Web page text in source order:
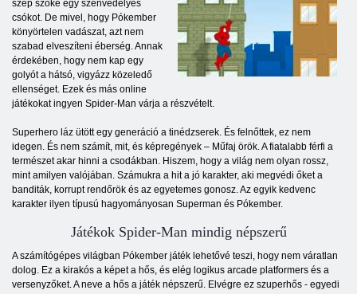
szép szőke egy szenvedélyes
csókot. De mivel, hogy Pókember
könyörtelen vadászat, azt nem
szabad elveszíteni éberség. Annak
érdekében, hogy nem kap egy
golyót a hátsó, vigyázz közeledő
ellenséget. Ezek és más online
játékokat ingyen Spider-Man várja a részvételt.
Superhero láz ütött egy generáció a tinédzserek. És felnőttek, ez nem
idegen. És nem számít, mit, és képregények – Műfaj örök. A fiatalabb férfi a
természet akar hinni a csodákban. Hiszem, hogy a világ nem olyan rossz,
mint amilyen valójában. Számukra a hit a jó karakter, aki megvédi őket a
banditák, korrupt rendőrök és az egyetemes gonosz. Az egyik kedvenc
karakter ilyen típusú hagyományosan Superman és Pókember.
Játékok Spider-Man mindig népszerű
A számítógépes világban Pókember játék lehetővé teszi, hogy nem váratlan
dolog. Ez a kirakós a képet a hős, és elég logikus arcade platformers és a
versenyzőket. A neve a hős a játék népszerű. Elvégre ez szuperhős - egyedi